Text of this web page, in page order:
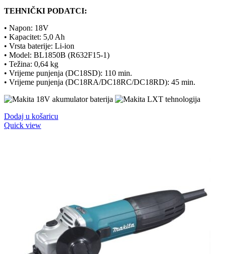
TEHNIČKI PODATCI:
• Napon: 18V
• Kapacitet: 5,0 Ah
• Vrsta baterije: Li-ion
• Model: BL1850B (R632F15-1)
• Težina: 0,64 kg
• Vrijeme punjenja (DC18SD): 110 min.
• Vrijeme punjenja (DC18RA/DC18RC/DC18RD): 45 min.
Dodaj u košaricu
Quick view